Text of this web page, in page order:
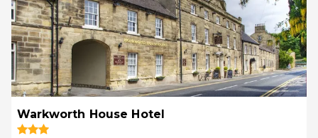
Warkworth House Hotel